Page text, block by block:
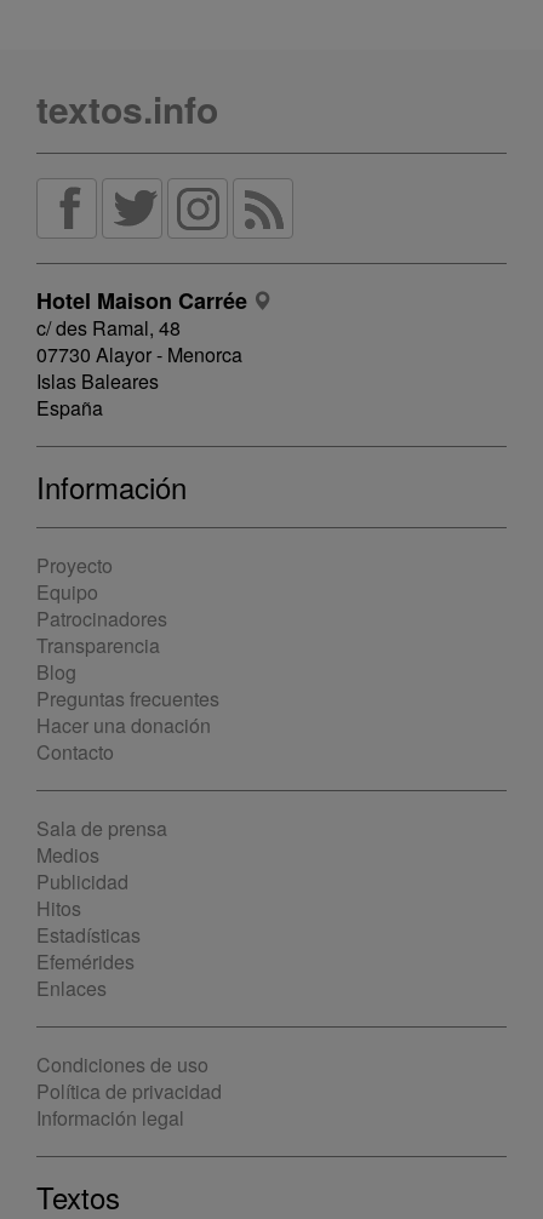
textos.info
Hotel Maison Carrée
c/ des Ramal, 48
07730 Alayor - Menorca
Islas Baleares
España
Información
Proyecto
Equipo
Patrocinadores
Transparencia
Blog
Preguntas frecuentes
Hacer una donación
Contacto
Sala de prensa
Medios
Publicidad
Hitos
Estadísticas
Efemérides
Enlaces
Condiciones de uso
Política de privacidad
Información legal
Textos